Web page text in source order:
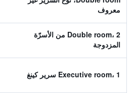
معروف
Double room، 2 من الأسرّة
المزدوجة
Executive room، 1 سرير كينغ